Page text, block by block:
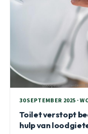
30 SEPTEMBER 2025 ·
Toilet verstopt
hulp van